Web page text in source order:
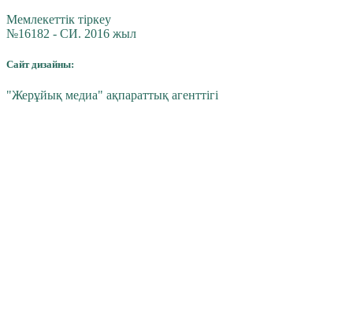
Мемлекеттік тіркеу
№16182 - СИ. 2016 жыл
Сайт дизайны:
"Жерұйық медиа" ақпараттық агенттігі